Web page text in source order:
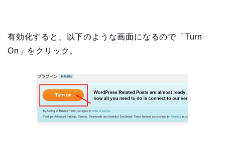
有効化すると、以下のような画面になるので「Turn
On」をクリック。